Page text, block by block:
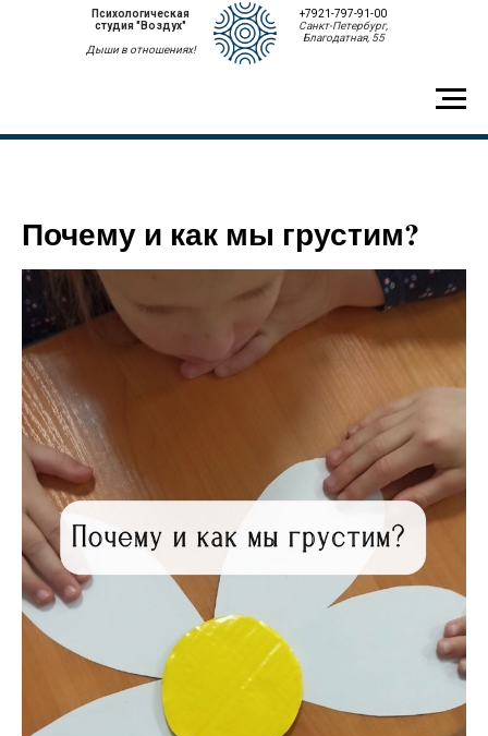
Психологическая
студия "Воздух"
Дыши в отношениях!
+7921-797-91-00
Санкт-Петербург,
Благодатная, 55
Почему и как мы грустим?